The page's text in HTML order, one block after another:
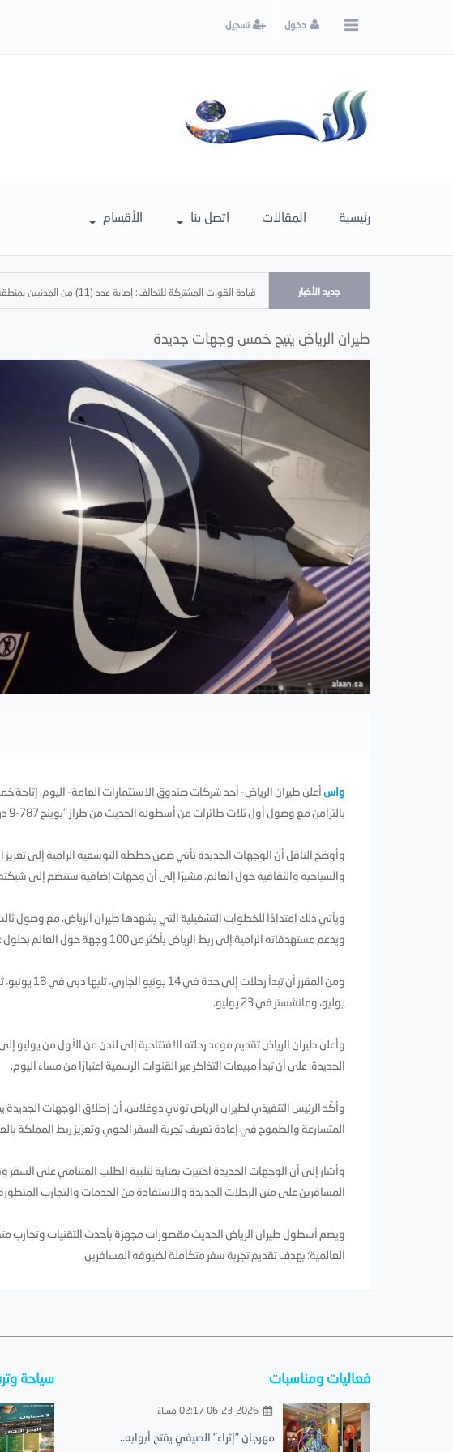
دخول تسجيل
رئيسية المقالات اتصل بنا الأقسام
جديد الأخبار قيادة القوات المشتركة للتحالف: إصابة عدد (11) من المدنيين بمنطقة نجران نتيجة اعتداءات إرهابية حوثية
طيران الرياض يتيح خمس وجهات جديدة
واسأعلن طيران الرياض- أحد شركات صندوق الاستثمارات العامة- اليوم،
بالتزامن مع وصول أول ثلاث طائرات من أسطوله الحديث من طراز "بوينج 787-9 دريملاينر".
وأوضح الناقل أن الوجهات الجديدة تأتي ضمن خططه التوسعية الرامية إلى تعزيز
والسياحية والثقافية حول العالم، مشيرًا إلى أن وجهات إضافية ستنضم إلى شبكته
ويأتي ذلك امتدادًا للخطوات التشغيلية التي يشهدها طيران الرياض، مع وصول ثالث
ويدعم مستهدفاته الرامية إلى ربط الرياض بأكثر من 100 وجهة حول العالم بحلول عام 2030.
يوليو، ومانشستر في 23 يوليو.
الجديدة، على أن تبدأ مبيعات التذاكر عبر القنوات الرسمية اعتبارًا من مساء اليوم.
وأكّد الرئيس التنفيذي لطيران الرياض توني دوغلاس، أن إطلاق الوجهات
المتسارعة والطموح في إعادة تعريف تجربة السفر الجوي وتعزيز ربط المملكة
وأشار إلى أن الوجهات الجديدة اختيرت بعناية لتلبية الطلب المتنامي على السفر
المسافرين على متن الرحلات الجديدة والاستفادة من الخدمات والتجارب
ويضم أسطول طيران الرياض الحديث مقصورات مجهزة بأحدث التقنيات وتجارب
العالمية؛ بهدف تقديم تجربة سفر متكاملة لضيوفه المسافرين.
فعاليات ومناسبات
مهرجان "إثراء" الصيفي يفتح أبوابه..
سياحة